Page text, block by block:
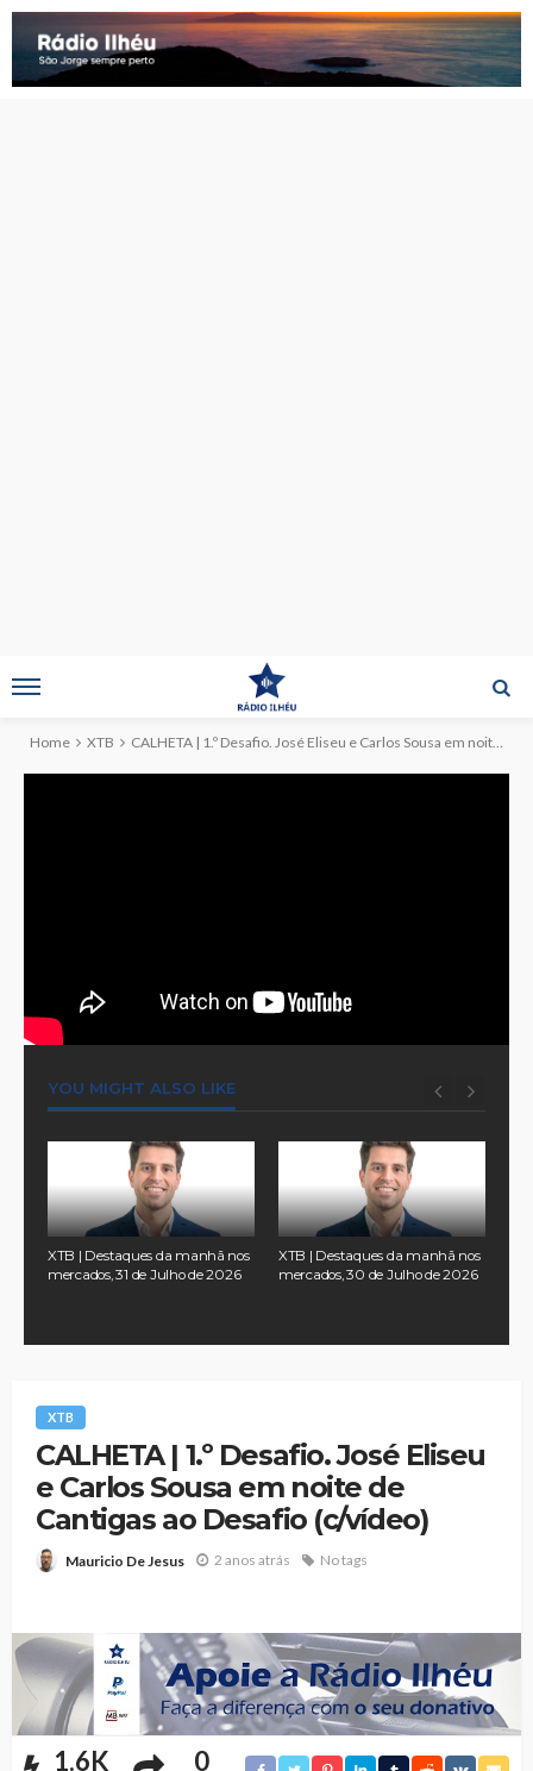
Home XTB CALHETA | 1.º Desafio. José Eliseu e Carlos Sousa em noite de Cantigas ao Desafio (c/vídeo)
YOU MIGHT ALSO LIKE
XTB | Destaques da manhã nos
mercados, 31 de Julho de 2026
XTB | Destaques da manhã nos
mercados, 30 de Julho de 2026
XTB
CALHETA | 1.º Desafio. José Eliseu
e Carlos Sousa em noite de
Cantigas ao Desafio (c/vídeo)
Mauricio De Jesus 2 anos atrás No tags
1.6K 0